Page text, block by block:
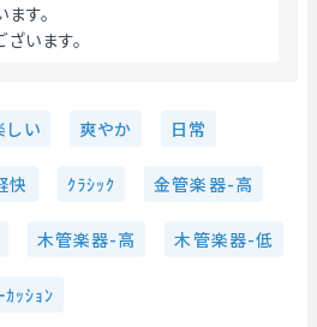
す。
います。
しい 爽やか 日常
快 ｸﾗｼｯｸ 金管楽器-高
木管楽器-高 木管楽器-低
ｶｯｼｮﾝ